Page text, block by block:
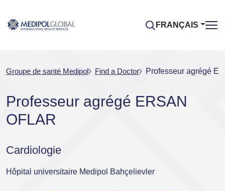
FRANÇAIS
Groupe de santé Medipol Find a Doctor Professeur agrégé
Professeur agrégé ERSAN
OFLAR
Cardiologie
Hôpital universitaire Medipol Bahçelievler